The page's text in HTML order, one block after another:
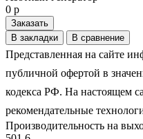
0 р
Заказать
В закладки
В сравнение
Представленная на сайте
публичной офертой в
кодекса РФ. На настоящем
рекомендательные
Производительность на